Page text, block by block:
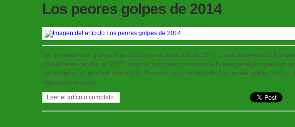
Los peores golpes de 2014
Les prometemos que esta es la última recopilación de 2014, o eso esperamos.
oficialmente dentro del 2015, todavía hay quien se saca de la manga algún que otro
que merece la pena ser rescatado. En este caso se trata de los peores golpes vistos
temporada pasada.
Leer el artículo completo.